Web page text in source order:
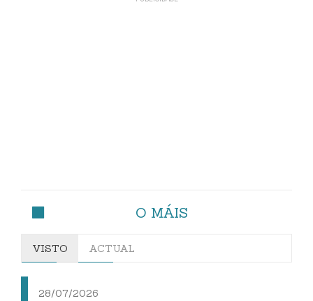
O MÁIS
VISTO ACTUAL
28/07/2026